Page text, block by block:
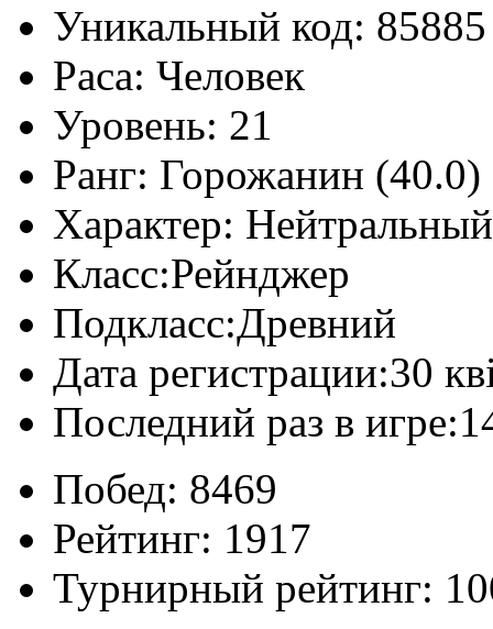
Уникальный код: 85885
Раса: Человек
Уровень: 21
Ранг: Горожанин (40.0)
Характер:
Класс:Рейнджер
Подкласс:Древний
Дата регистрации:30
Последний раз в игре:
Побед: 8469
Рейтинг: 1917
Турнирный рейтинг: